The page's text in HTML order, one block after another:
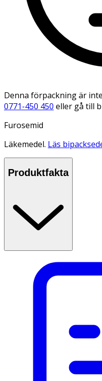
Denna förpackning är
0771-450 450 eller gå till
Furosemid
Läkemedel. Läs
Produktfakta